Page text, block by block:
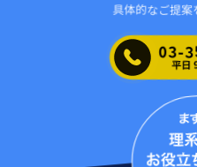
具体的なご提案
03-
平日